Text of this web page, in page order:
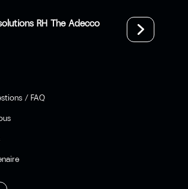
RH The Adecco
/ FAQ